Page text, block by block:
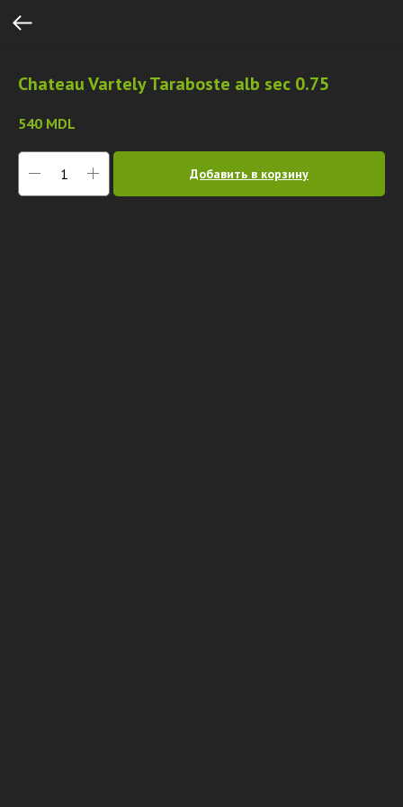
Chateau Vartely Taraboste alb sec 0.75
540 MDL
Добавить в корзину